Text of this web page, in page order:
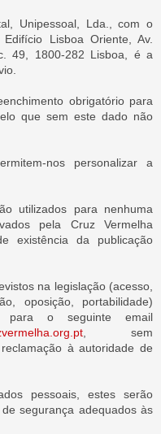
Unipessoal, Lda., com o
Lisboa Oriente, Av.
49, 1800-282 Lisboa, é a
obrigatório para
que sem este dado não
nos personalizar a
utilizados para nenhuma
pela Cruz Vermelha
existência da publicação
na legislação (acesso,
oposição, portabilidade)
para o seguinte email
, sem
à autoridade de
pessoais, estes serão
segurança adequados às